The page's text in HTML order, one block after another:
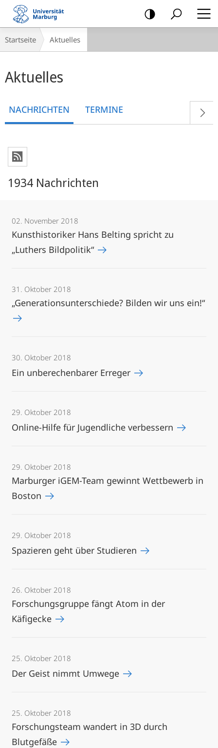
Mobile-
Navigation
Breadcrumb-
Navigation
Startseite Aktuelles
Aktuelles
NACHRICHTEN TERMINE
1934 Nachrichten
02. November 2018
Kunsthistoriker Hans Belting spricht zu
„Luthers Bildpolitik“
31. Oktober 2018
„Generationsunterschiede? Bilden wir uns ein!“
30. Oktober 2018
Ein unberechenbarer Erreger
29. Oktober 2018
Online-Hilfe für Jugendliche verbessern
29. Oktober 2018
Marburger iGEM-Team gewinnt Wettbewerb in
Boston
29. Oktober 2018
Spazieren geht über Studieren
26. Oktober 2018
Forschungsgruppe fängt Atom in der
Käfigecke
25. Oktober 2018
Der Geist nimmt Umwege
25. Oktober 2018
Forschungsteam wandert in 3D durch
Blutgefäße